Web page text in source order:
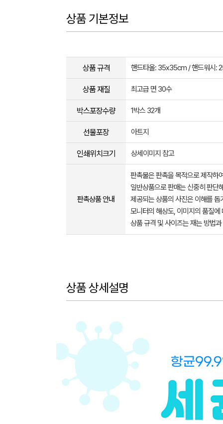
상품 기본정보
상품 규격 핸드타올: 35x35cm / 핸드워시:
상품 재질 최고급 면 30수
박스포장수량 1박스 32개
선물포장 아트지
인쇄위치크기 상세이미지 참고
판촉상품 안내
판촉물은 판촉을 목적으로 제작하
일반상품으로 판매는 신중히 판단
제공되는 상품의 사진은 이해를
모니터의 해상도, 이미지의 품질
상품 규격 및 사이즈는 재는 방법
상품 상세설명